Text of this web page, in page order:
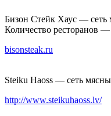
Бизон Стейк Хаус — сеть
Количество ресторанов —
bisonsteak.ru
Steiku Haoss — сеть
http://www.steikuhaoss.lv/